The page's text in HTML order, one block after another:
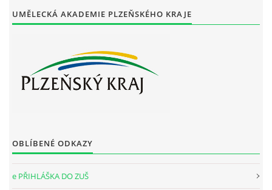
UMĚLECKÁ AKADEMIE PLZEŇSKÉHO KRAJE
OBLÍBENÉ ODKAZY
e PŘIHLÁŠKA DO ZUŠ